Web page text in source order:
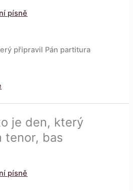
písně
připravil Pán partitura
je den, který
tenor, bas
písně